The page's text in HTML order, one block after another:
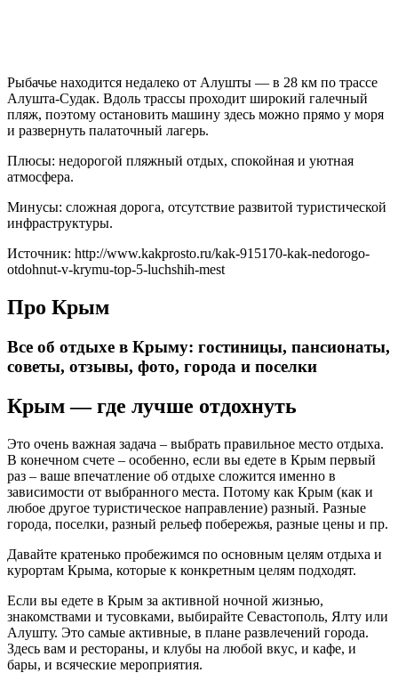
Рыбачье находится недалеко от Алушты — в 28 км по трассе
Алушта-Судак. Вдоль трассы проходит широкий галечный
пляж, поэтому остановить машину здесь можно прямо у моря
и развернуть палаточный лагерь.
Плюсы: недорогой пляжный отдых, спокойная и уютная
атмосфера.
Минусы: сложная дорога, отсутствие развитой туристической
инфраструктуры.
Источник: http://www.kakprosto.ru/kak-915170-kak-nedorogo-
otdohnut-v-krymu-top-5-luchshih-mest
Про Крым
Все об отдыхе в Крыму: гостиницы, пансионаты,
советы, отзывы, фото, города и поселки
Крым — где лучше отдохнуть
Это очень важная задача – выбрать правильное место отдыха.
В конечном счете – особенно, если вы едете в Крым первый
раз – ваше впечатление об отдыхе сложится именно в
зависимости от выбранного места. Потому как Крым (как и
любое другое туристическое направление) разный. Разные
города, поселки, разный рельеф побережья, разные цены и пр.
Давайте кратенько пробежимся по основным целям отдыха и
курортам Крыма, которые к конкретным целям подходят.
Если вы едете в Крым за активной ночной жизнью,
знакомствами и тусовками, выбирайте Севастополь, Ялту или
Алушту. Это самые активные, в плане развлечений города.
Здесь вам и рестораны, и клубы на любой вкус, и кафе, и
бары, и всяческие мероприятия.